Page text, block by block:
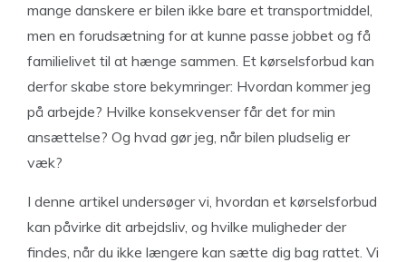
mange danskere er bilen ikke bare et transportmiddel,
men en forudsætning for at kunne passe jobbet og få
familielivet til at hænge sammen. Et kørselsforbud kan
derfor skabe store bekymringer: Hvordan kommer jeg
på arbejde? Hvilke konsekvenser får det for min
ansættelse? Og hvad gør jeg, når bilen pludselig er
væk?
I denne artikel undersøger vi, hvordan et kørselsforbud
kan påvirke dit arbejdsliv, og hvilke muligheder der
findes, når du ikke længere kan sætte dig bag rattet. Vi